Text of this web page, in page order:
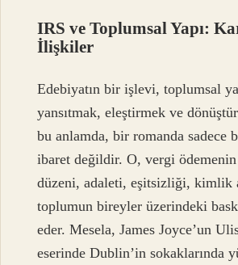
IRS ve Toplumsal Yapı:
İlişkiler
Edebiyatın bir işlevi, toplumsal
yansıtmak, eleştirmek ve
bu anlamda, bir romanda sadece
ibaret değildir. O, vergi ödemenin
düzeni, adaleti, eşitsizliği, kimlik
toplumun bireyler üzerindeki
eder. Mesela, James Joyce’un
eserinde Dublin’in sokaklarında